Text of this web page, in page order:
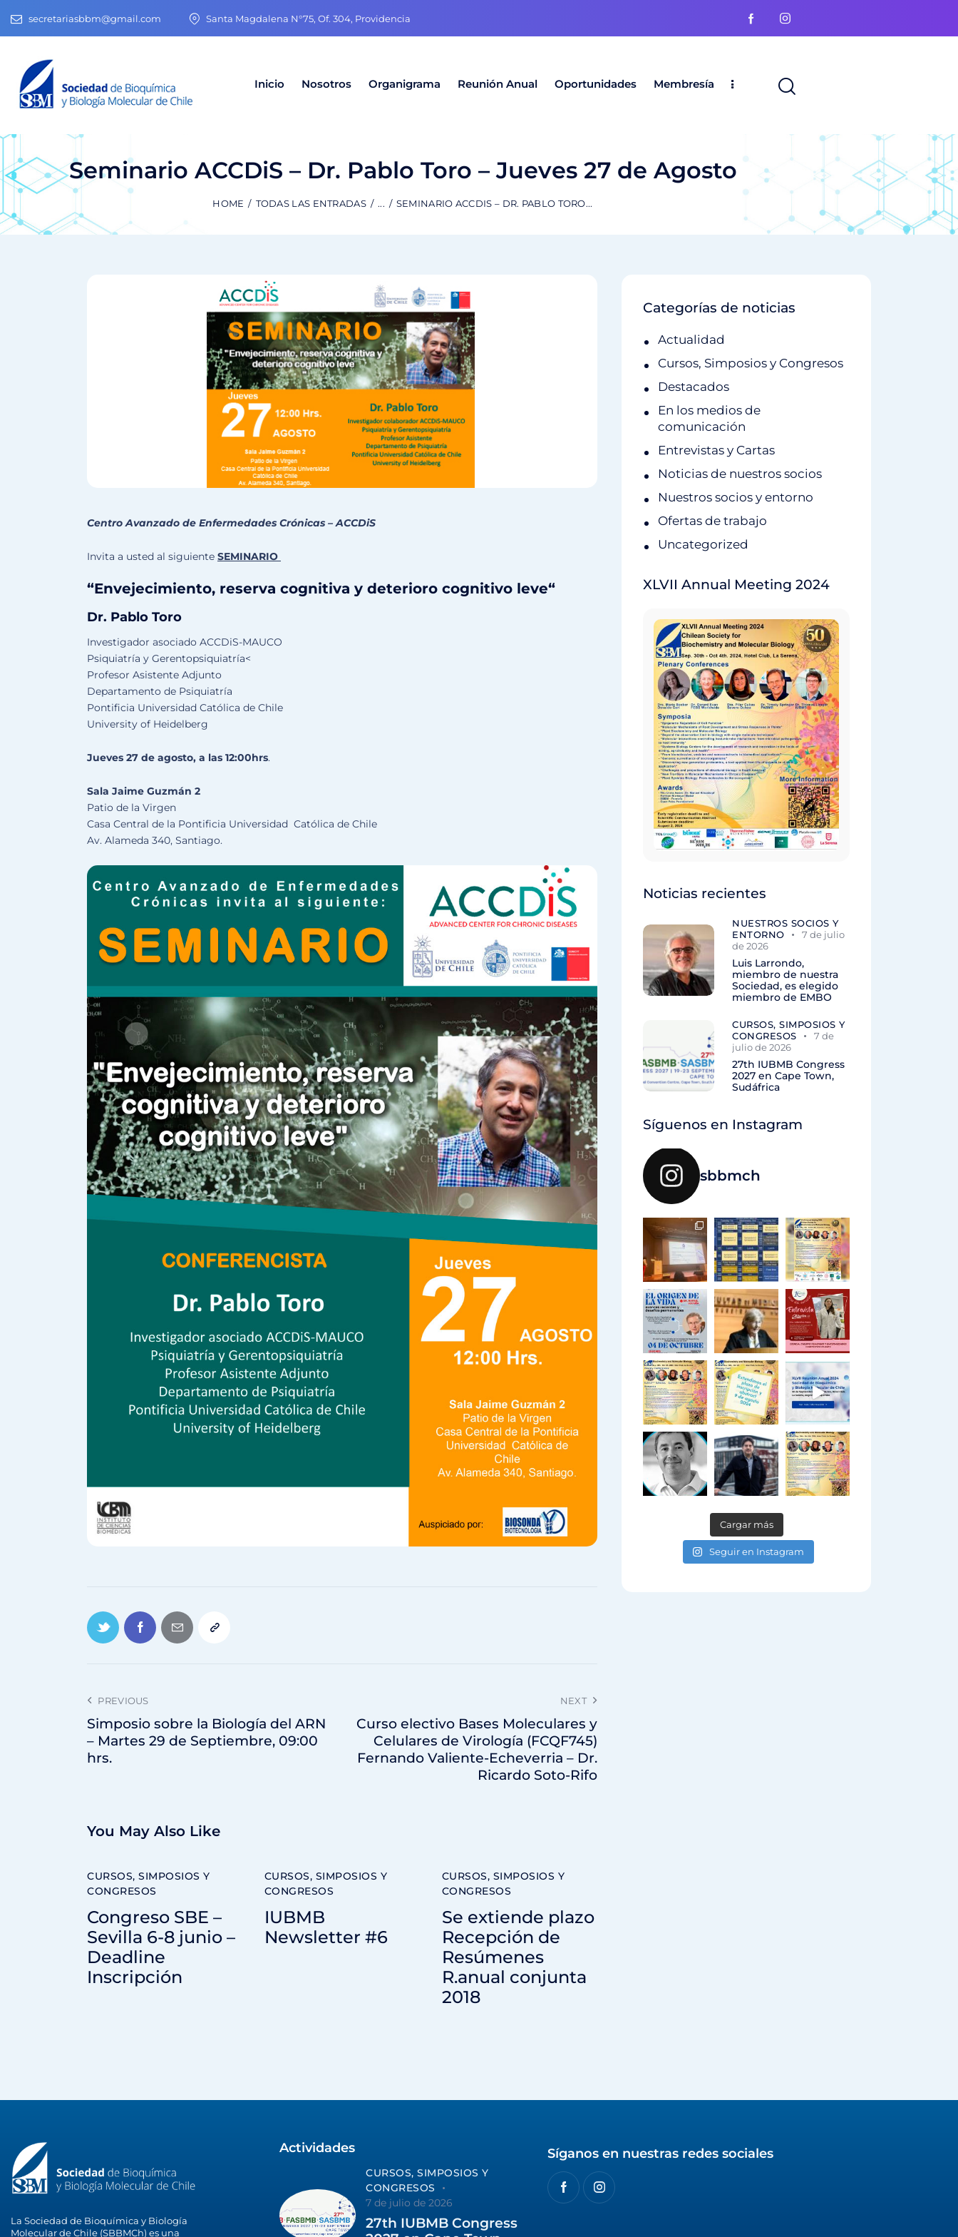
secretariasbbm@gmail.com Santa Magdalena N°75, Of. 304, Providencia
Inicio Nosotros Organigrama Reunión Anual Oportunidades Membresía
Seminario ACCDiS – Dr. Pablo Toro – Jueves 27 de Agosto
HOME TODAS LAS ENTRADAS ... SEMINARIO ACCDIS – DR. PABLO TORO...
Centro Avanzado de Enfermedades Crónicas – ACCDiS
Invita a usted al siguiente SEMINARIO
“Envejecimiento, reserva cognitiva y deterioro cognitivo leve“
Dr. Pablo Toro
Investigador asociado ACCDiS-MAUCO
Psiquiatría y Gerentopsiquiatría<
Profesor Asistente Adjunto
Departamento de Psiquiatría
Pontificia Universidad Católica de Chile
University of Heidelberg
Jueves 27 de agosto, a las 12:00hrs.
Sala Jaime Guzmán 2
Patio de la Virgen
Casa Central de la Pontificia Universidad Católica de Chile
Av. Alameda 340, Santiago.
PREVIOUS
Simposio sobre la Biología del ARN
– Martes 29 de Septiembre, 09:00
hrs.
NEXT
Curso electivo Bases Moleculares y
Celulares de Virología (FCQF745)
Fernando Valiente-Echeverria – Dr.
Ricardo Soto-Rifo
You May Also Like
CURSOS, SIMPOSIOS Y
CONGRESOS
Congreso SBE –
Sevilla 6-8 junio –
Deadline
Inscripción
CURSOS, SIMPOSIOS Y
CONGRESOS
IUBMB
Newsletter #6
CURSOS, SIMPOSIOS Y
CONGRESOS
Se extiende plazo
Recepción de
Resúmenes
R.anual conjunta
2018
Categorías de noticias
Actualidad
Cursos, Simposios y Congresos
Destacados
En los medios de
comunicación
Entrevistas y Cartas
Noticias de nuestros socios
Nuestros socios y entorno
Ofertas de trabajo
Uncategorized
XLVII Annual Meeting 2024
Noticias recientes
NUESTROS SOCIOS Y
ENTORNO
7 de julio
de 2026
Luis Larrondo,
miembro de nuestra
Sociedad, es elegido
miembro de EMBO
CURSOS, SIMPOSIOS Y
CONGRESOS
7 de
julio de 2026
27th IUBMB Congress
2027 en Cape Town,
Sudáfrica
Síguenos en Instagram
sbbmch
Cargar más
Seguir en Instagram
La Sociedad de Bioquímica y Biología
Molecular de Chile (SBBMCh) es una
Actividades
CURSOS, SIMPOSIOS Y
CONGRESOS
7 de julio de 2026
27th IUBMB Congress
Síganos en nuestras redes sociales